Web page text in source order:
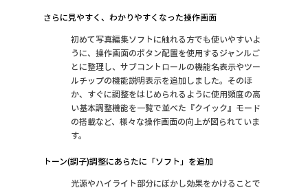
さらに見やすく、わかりやすくなった操作画面
初めて写真編集ソフトに触れる方でも使いやすいよ
うに、操作画面のボタン配置を使用するジャンルご
とに整理し、サブコントロールの機能名表示やツー
ルチップの機能説明表示を追加しました。そのほ
か、すぐに調整をはじめられるように使用頻度の高
い基本調整機能を一覧で並べた『クイック』モード
の搭載など、様々な操作画面の向上が図られていま
す。
トーン(調子)調整にあらたに「ソフト」を追加
光源やハイライト部分にぼかし効果をかけることで